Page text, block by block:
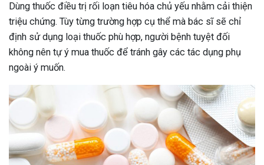
Dùng thuốc điều trị rối loạn tiêu hóa chủ yếu nhằm cải thiện
triệu chứng. Tùy từng trường hợp cụ thể mà bác sĩ sẽ chỉ
định sử dụng loại thuốc phù hợp, người bệnh tuyệt đối
không nên tự ý mua thuốc để tránh gây các tác dụng phụ
ngoài ý muốn.